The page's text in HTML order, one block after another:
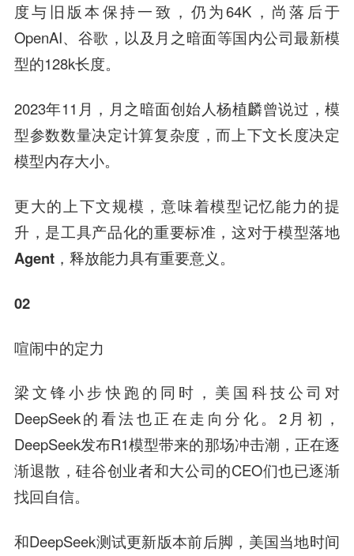
度与旧版本保持一致，仍为64K，尚落后于
OpenAI、谷歌，以及月之暗面等国内公司最新模
型的128k长度。
2023年11月，月之暗面创始人杨植麟曾说过，模
型参数数量决定计算复杂度，而上下文长度决定
模型内存大小。
更大的上下文规模，意味着模型记忆能力的提
升，是工具产品化的重要标准，这对于模型落地
Agent， 释放能力具有重要意义。
02
喧闹中的定力
梁文锋小步快跑的同时，美国科技公司对
DeepSeek的看法也正在走向分化。2月初，
DeepSeek发布R1模型带来的那场冲击潮，正在逐
渐退散，硅谷创业者和大公司的CEO们也已逐渐
找回自信。
和DeepSeek测试更新版本前后脚，美国当地时间